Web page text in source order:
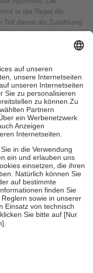
in der Regel die
Teil davon als Zuzahlung
in Höhe von zehn
mehr als die
Online-Apotheken.
beträgt die
zehn Euro je
eigene Gesundheit
Familie zu unterstützen,
18. Lebensjahr
die von der
um echte Bewertungen